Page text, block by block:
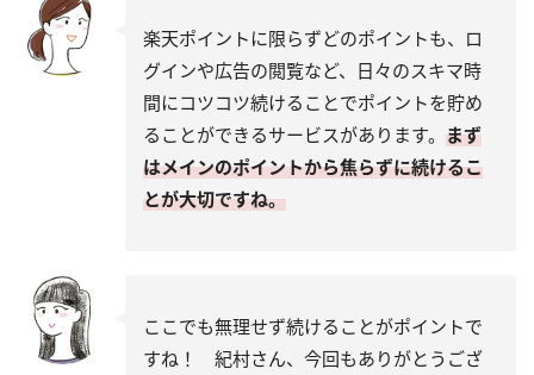
楽天ポイントに限らずどのポイントも、ロ
グインや広告の閲覧など、日々のスキマ時
間にコツコツ続けることでポイントを貯め
ることができるサービスがあります。 まず
はメインのポイントから焦らずに続けるこ
とが大切ですね。
ここでも無理せず続けることがポイントで
すね！ 紀村さん、今回もありがとうござ